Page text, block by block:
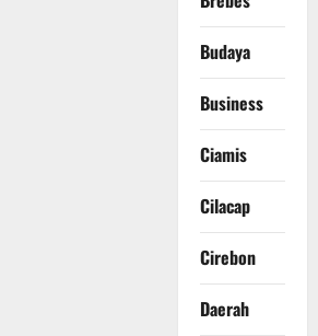
Budaya
Business
Ciamis
Cilacap
Cirebon
Daerah